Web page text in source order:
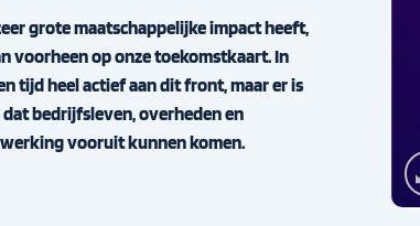
grote maatschappelijke impact heeft,
voorheen op onze toekomstkaart. In
tijd heel actief aan dit front, maar er is
bedrijfsleven, overheden en
vooruit kunnen komen.